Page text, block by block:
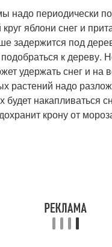
надо периодически
яблони снег и
задержится под
подобраться к дереву.
удержать снег и на
растений надо
будет накапливаться
крону от